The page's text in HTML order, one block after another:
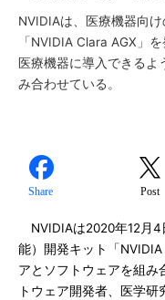
NVIDIAは、医療機器向
「NVIDIA Clara AGX」
医療機器に導入できるよ
み合わせている。
Share Post
NVIDIAは2020年12月4
能）開発キット「
アとソフトウェアを組み
トウェア開発者、医学